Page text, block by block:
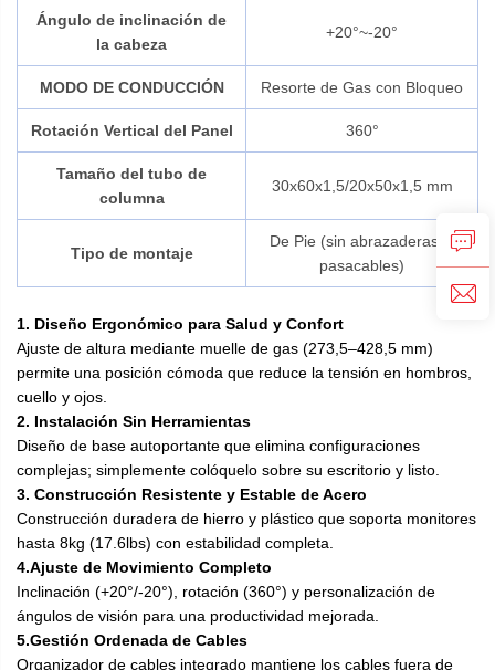
Ángulo de inclinación de
la cabeza
+20°~-20°
MODO DE CONDUCCIÓN Resorte de Gas con Bloqueo
Rotación Vertical del Panel 360°
Tamaño del tubo de
columna
30x60x1,5/20x50x1,5 mm
Tipo de montaje
De Pie (sin abrazaderas ni
pasacables)
1. Diseño Ergonómico para Salud y Confort
Ajuste de altura mediante muelle de gas (273,5–428,5 mm)
permite una posición cómoda que reduce la tensión en hombros,
cuello y ojos.
2. Instalación Sin Herramientas
Diseño de base autoportante que elimina configuraciones
complejas; simplemente colóquelo sobre su escritorio y listo.
3. Construcción Resistente y Estable de Acero
Construcción duradera de hierro y plástico que soporta monitores
hasta 8kg (17.6lbs) con estabilidad completa.
4.Ajuste de Movimiento Completo
Inclinación (+20°/-20°), rotación (360°) y personalización de
ángulos de visión para una productividad mejorada.
5.Gestión Ordenada de Cables
Organizador de cables integrado mantiene los cables fuera de